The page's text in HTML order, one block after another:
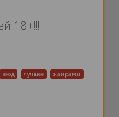
18+!!!
вход лучшее
жанрами